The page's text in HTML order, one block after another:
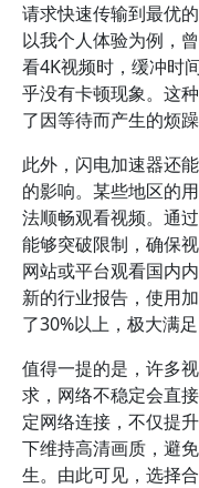
请求快速传输到最优
以我个人体验为例，
看4K视频时，缓冲时
乎没有卡顿现象。这
了因等待而产生的烦躁
此外，闪电加速器还
的影响。某些地区的
法顺畅观看视频。通
能够突破限制，确保
网站或平台观看国内
新的行业报告，使用
了30%以上，极大满
值得一提的是，许多
求，网络不稳定会直
定网络连接，不仅提
下维持高清画质，避
生。由此可见，选择